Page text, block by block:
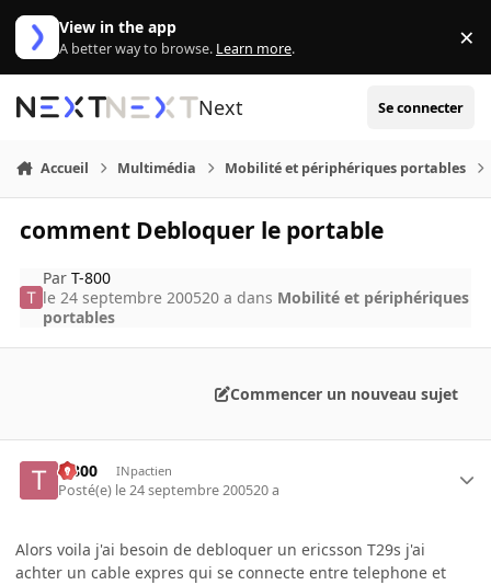
Aller au contenu
View in the app
A better way to browse. Learn more. ×
Next Se connecter
Accueil Multimédia Mobilité et périphériques portables
comment Debloquer le portable
ParT-800
le 24 septembre 200520 a dans Mobilité et périphériques
portables
Commencer un nouveau sujet
T-800 INpactien
Posté(e) le 24 septembre 200520 a
Alors voila j'ai besoin de debloquer un ericsson T29s j'ai
achter un cable expres qui se connecte entre telephone et